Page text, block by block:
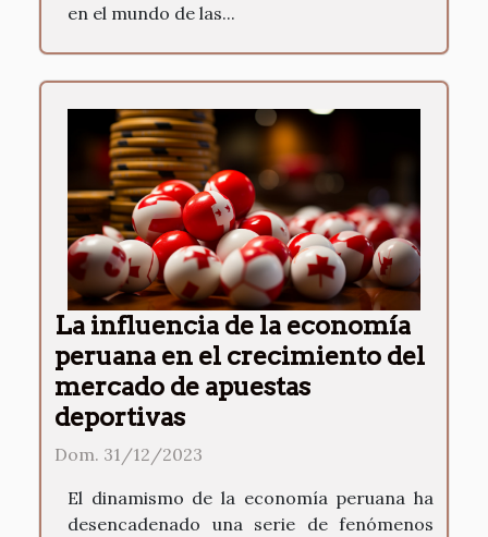
en el mundo de las...
La influencia de la economía
peruana en el crecimiento del
mercado de apuestas
deportivas
Dom. 31/12/2023
El dinamismo de la economía peruana ha
desencadenado una serie de fenómenos